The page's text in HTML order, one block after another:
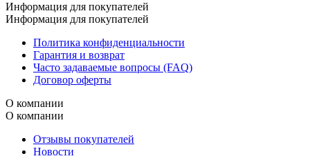
Информация для покупателей
Информация для покупателей
Политика конфиденциальности
Гарантия и возврат
Часто задаваемые вопросы (FAQ)
Договор оферты
О компании
О компании
Отзывы покупателей
Новости